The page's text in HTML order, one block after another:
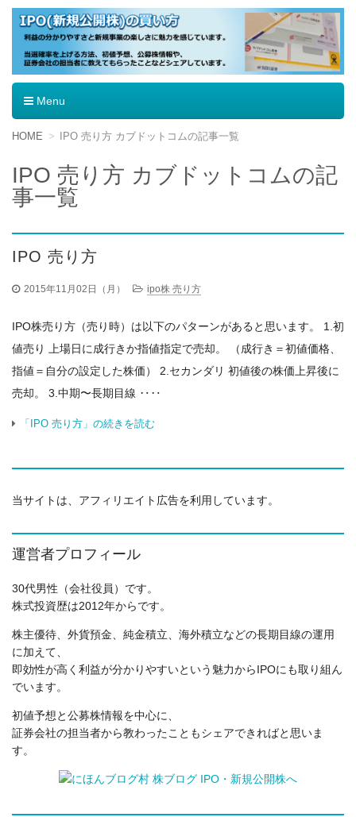
IPO（新規公開株）の買い方
Menu
コ
テ
ン
ツ
HOME IPO 売り方 カブドットコムの記事一覧
IPO 売り方 カブドットコムの記
事一覧
IPO 売り方
2015年11月02日（月） ipo株 売り方
IPO株売り方（売り時）は以下のパターンがあると思います。 1.初
値売り 上場日に成行きか指値指定で売却。 （成行き＝初値価格、
指値＝自分の設定した株価） 2.セカンダリ 初値後の株価上昇後に
売却。 3.中期〜長期目線 ‥‥
「IPO 売り方」の続きを読む
当サイトは、アフィリエイト広告を利用しています。
運営者プロフィール
30代男性（会社役員）です。
株式投資歴は2012年からです。
株主優待、外貨預金、純金積立、海外積立などの長期目線の運用
に加えて、
即効性が高く利益が分かりやすいという魅力からIPOにも取り組ん
でいます。
初値予想と公募株情報を中心に、
証券会社の担当者から教わったこともシェアできればと思いま
す。